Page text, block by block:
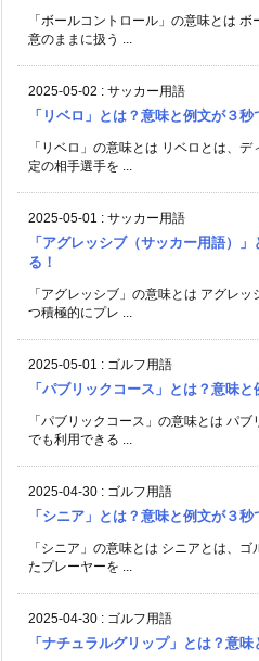
「ボールコントロール」の意味とは
意のままに扱う ...
2025-05-02 : サッカー用語
「リベロ」とは？意味と例文が３秒
「リベロ」の意味とは リベロとは、
定の相手選手を ...
2025-05-01 : サッカー用語
「アグレッシブ（サッカー用語）
る！
「アグレッシブ」の意味とは アグレ
つ積極的にプレ ...
2025-05-01 : ゴルフ用語
「パブリックコース」とは？意味と
「パブリックコース」の意味とは パ
でも利用できる ...
2025-04-30 : ゴルフ用語
「シニア」とは？意味と例文が３秒
「シニア」の意味とは シニアとは、
たプレーヤーを ...
2025-04-30 : ゴルフ用語
「ナチュラルグリップ」とは？意